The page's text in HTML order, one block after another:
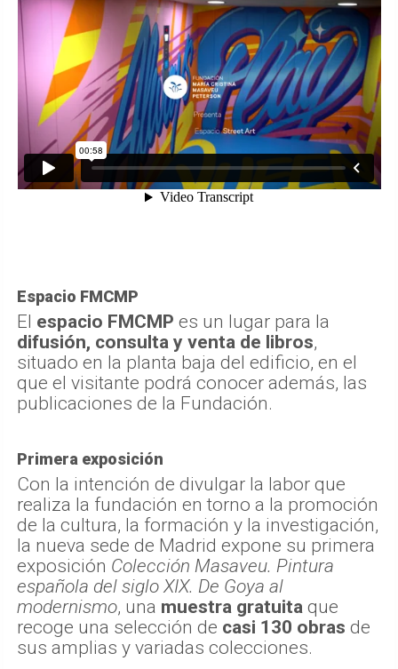
Espacio FMCMP
El espacio FMCMP es un lugar para la
difusión, consulta y venta de libros,
situado en la planta baja del edificio, en el
que el visitante podrá conocer además, las
publicaciones de la Fundación.
Primera exposición
Con la intención de divulgar la labor que
realiza la fundación en torno a la promoción
de la cultura, la formación y la investigación,
la nueva sede de Madrid expone su primera
exposición Colección Masaveu. Pintura
española del siglo XIX. De Goya al
modernismo, una muestra gratuita que
recoge una selección de casi 130 obras de
sus amplias y variadas colecciones.